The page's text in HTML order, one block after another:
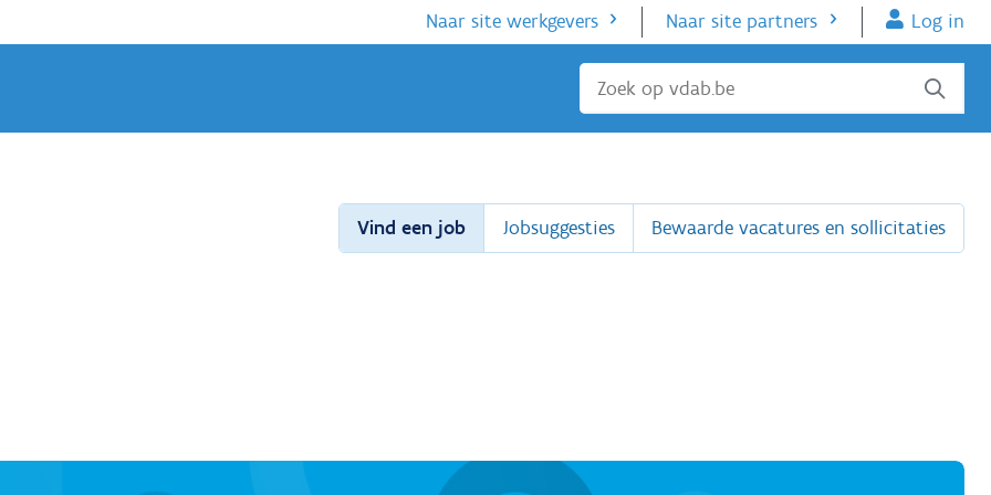
Naar site werkgevers Naar site partners Log in
Sluiten
Vind een job Jobsuggesties Bewaarde vacatures en sollicitaties